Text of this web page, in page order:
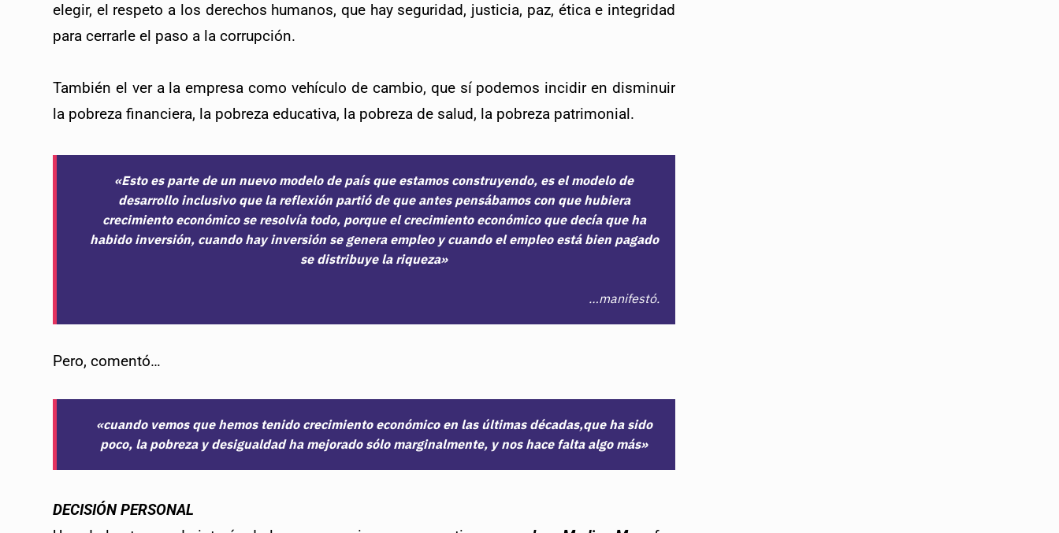
elegir, el respeto a los derechos humanos, que hay seguridad, justicia, paz, ética e integridad
para cerrarle el paso a la corrupción.
También el ver a la empresa como vehículo de cambio, que sí podemos incidir en disminuir
la pobreza financiera, la pobreza educativa, la pobreza de salud, la pobreza patrimonial.
«Esto es parte de un nuevo modelo de país que estamos construyendo, es el modelo de
desarrollo inclusivo que la reflexión partió de que antes pensábamos con que hubiera
crecimiento económico se resolvía todo, porque el crecimiento económico que decía que ha
habido inversión, cuando hay inversión se genera empleo y cuando el empleo está bien pagado
se distribuye la riqueza»
…manifestó.
Pero, comentó…
«cuando vemos que hemos tenido crecimiento económico en las últimas décadas,que ha sido
poco, la pobreza y desigualdad ha mejorado sólo marginalmente, y nos hace falta algo más»
DECISIÓN PERSONAL